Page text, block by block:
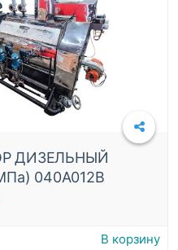
ДИЗЕЛЬНЫЙ
040A012B
В корзину